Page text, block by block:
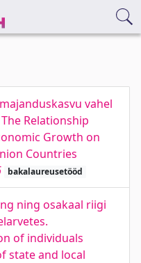
vahel
Relationship
Growth on
Countries
bakalaureusetööd
ning osakaal riigi
of individuals
state and local